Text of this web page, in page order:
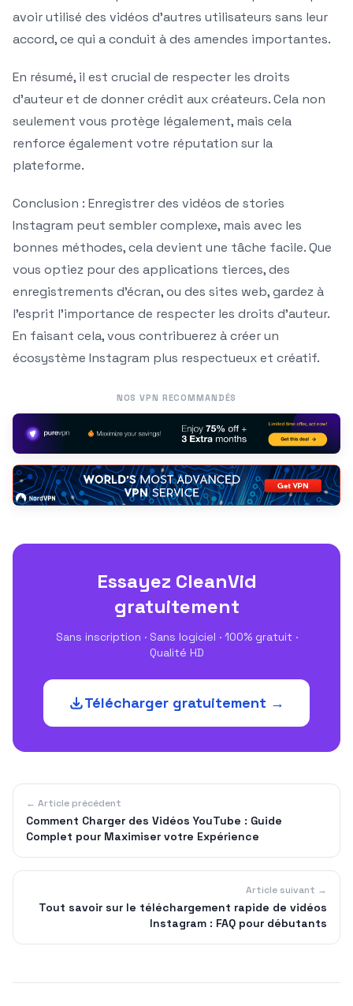
avoir utilisé des vidéos d’autres utilisateurs sans leur
accord, ce qui a conduit à des amendes importantes.
En résumé, il est crucial de respecter les droits
d’auteur et de donner crédit aux créateurs. Cela non
seulement vous protège légalement, mais cela
renforce également votre réputation sur la
plateforme.
Conclusion : Enregistrer des vidéos de stories
Instagram peut sembler complexe, mais avec les
bonnes méthodes, cela devient une tâche facile. Que
vous optiez pour des applications tierces, des
enregistrements d’écran, ou des sites web, gardez à
l’esprit l’importance de respecter les droits d’auteur.
En faisant cela, vous contribuerez à créer un
écosystème Instagram plus respectueux et créatif.
NOS VPN RECOMMANDÉS
Essayez CleanVid
gratuitement
Sans inscription · Sans logiciel · 100% gratuit ·
Qualité HD
Télécharger gratuitement →
← Article précédent
Comment Charger des Vidéos YouTube : Guide
Complet pour Maximiser votre Expérience
Article suivant →
Tout savoir sur le téléchargement rapide de vidéos
Instagram : FAQ pour débutants